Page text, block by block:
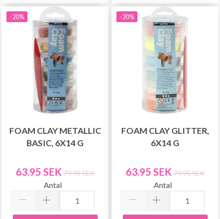
-20%
FOAM CLAY METALLIC
BASIC, 6X14 G
63.95 SEK 79.95 SEK
Antal
-20%
FOAM CLAY GLITTER,
6X14 G
63.95 SEK 79.95 SEK
Antal